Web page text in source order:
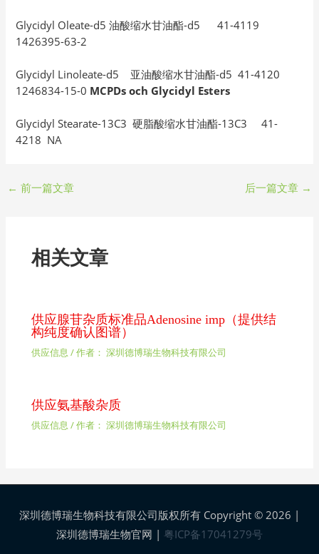
Glycidyl Oleate-d5 油酸缩水甘油酯-d5 41-4119
1426395-63-2
Glycidyl Linoleate-d5 亚油酸缩水甘油酯-d5 41-4120
1246834-15-0 MCPDs och Glycidyl Esters
Glycidyl Stearate-13C3 硬脂酸缩水甘油酯-13C3 41-
4218 NA
← 前一篇文章 后一篇文章 →
相关文章
供应腺苷杂质标准品Adenosine imp（提供结
构纯度确认图谱）
供应信息 / 作者： 深圳德博瑞生物科技有限公司
供应氨基酸杂质
供应信息 / 作者： 深圳德博瑞生物科技有限公司
深圳德博瑞生物科技有限公司版权所有 Copyright © 2026 |
深圳德博瑞生物官网 | 粤ICP备17041279号